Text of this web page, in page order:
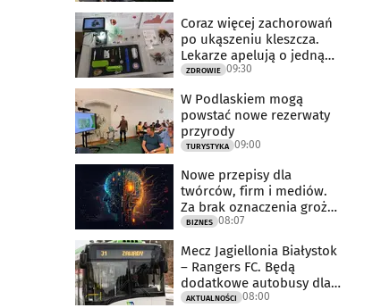
Coraz więcej zachorowań
po ukąszeniu kleszcza.
Lekarze apelują o jedną
rzecz
ZDROWIE 09:30
W Podlaskiem mogą
powstać nowe rezerwaty
przyrody
TURYSTYKA 09:00
Nowe przepisy dla
twórców, firm i mediów.
Za brak oznaczenia grożą
milionowe
BIZNES 08:07
Mecz Jagiellonia Białystok
– Rangers FC. Będą
dodatkowe autobusy dla
kibiców
AKTUALNOŚCI 08:00